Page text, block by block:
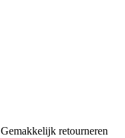
Gemakkelijk retourneren